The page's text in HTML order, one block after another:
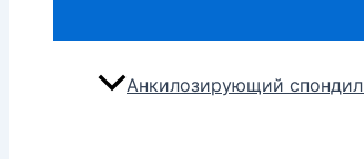
Анкилозирующий